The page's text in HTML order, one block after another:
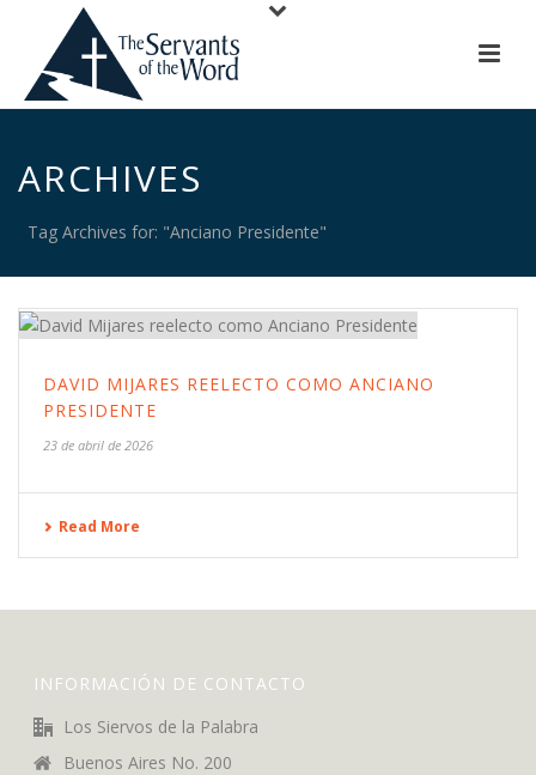
ARCHIVES
Tag Archives for: "Anciano Presidente"
DAVID MIJARES REELECTO COMO ANCIANO
PRESIDENTE
23 de abril de 2026
Read More
INFORMACIÓN DE CONTACTO
Los Siervos de la Palabra
Buenos Aires No. 200